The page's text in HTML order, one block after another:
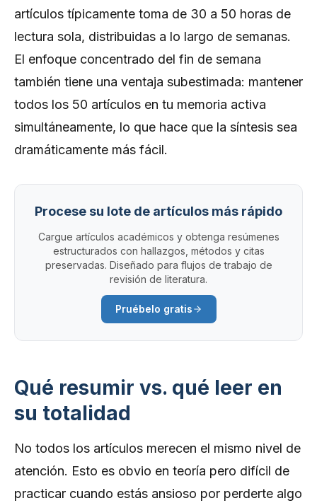
artículos típicamente toma de 30 a 50 horas de
lectura sola, distribuidas a lo largo de semanas.
El enfoque concentrado del fin de semana
también tiene una ventaja subestimada: mantener
todos los 50 artículos en tu memoria activa
simultáneamente, lo que hace que la síntesis sea
dramáticamente más fácil.
Procese su lote de artículos más rápido
Cargue artículos académicos y obtenga resúmenes
estructurados con hallazgos, métodos y citas
preservadas. Diseñado para flujos de trabajo de
revisión de literatura.
Pruébelo gratis
Qué resumir vs. qué leer en
su totalidad
No todos los artículos merecen el mismo nivel de
atención. Esto es obvio en teoría pero difícil de
practicar cuando estás ansioso por perderte algo